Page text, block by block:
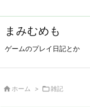
まみむめも
ゲームのプレイ日記とか
 ホーム > 雑記